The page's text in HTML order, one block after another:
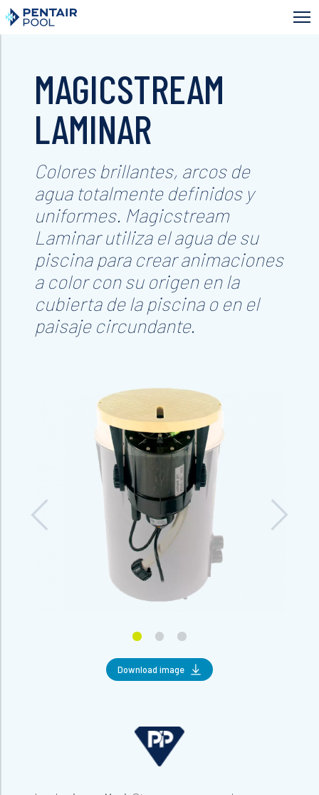
Skip
to
main
MAGICSTREAM
LAMINAR
Colores brillantes, arcos de
agua totalmente definidos y
uniformes. Magicstream
Laminar utiliza el agua de su
piscina para crear animaciones
a color con su origen en la
cubierta de la piscina o en el
paisaje circundante.
Download image